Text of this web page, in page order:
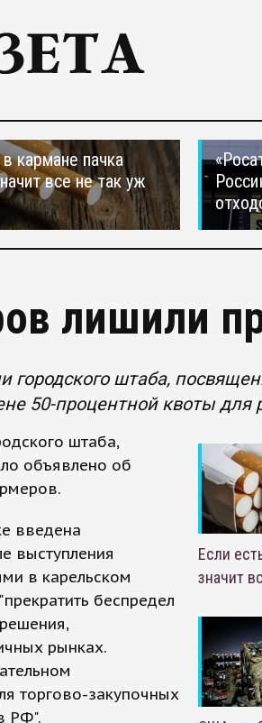
кармане пачка
все не так уж
лишили
городского штаба,
50-процентной квоты для
штаба,
объявлено об
введена
выступления
в карельском
беспредел
рынках.
торгово-закупочных
РФ".
Если
значит